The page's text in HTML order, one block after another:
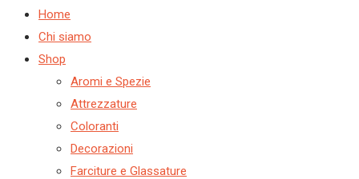
Home
Chi siamo
Shop
Aromi e Spezie
Attrezzature
Coloranti
Decorazioni
Farciture e Glassature